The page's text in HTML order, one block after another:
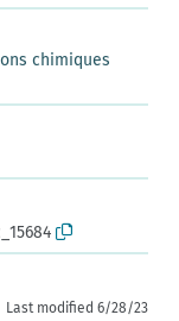
chimiques
Last modified 6/28/23